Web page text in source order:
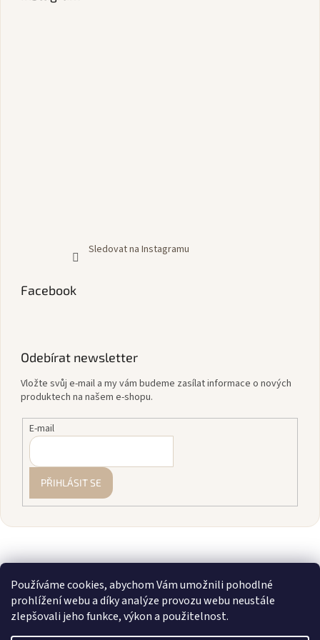
Používáme cookies, abychom Vám umožnili pohodlné
prohlížení webu a díky analýze provozu webu neustále
zlepšovali jeho funkce, výkon a použitelnost.
Sledovat na Instagramu
Facebook
Odebírat newsletter
Vložte svůj e-mail a my vám budeme zasílat informace o nových
produktech na našem e-shopu.
E-mail
PŘIHLÁSIT SE